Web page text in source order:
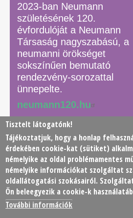
2023-ban Neumann
születésének 120.
évfordulóját a Neumann
Társaság nagyszabású, a
neumanni örökséget
sokszínűen bemutató
rendezvény-sorozattal
ünnepelte.
neumann120.hu
© 2026 Neumann János
(NJSZT)
Footer
menu
Adatkezelési tájékoztató
Tisztelt látogatónk!
Tájékoztatjuk, hogy a honlap
érdekében cookie-kat (sütiket)
némelyike az oldal problémamentes
némelyike információkat szolgáltat
oldallátogatási szokásairól.
Ön beleegyezik a cookie-k
További információk